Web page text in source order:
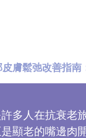
皮膚鬆弛改善指南
多人在抗衰老
顯老的嘴邊肉